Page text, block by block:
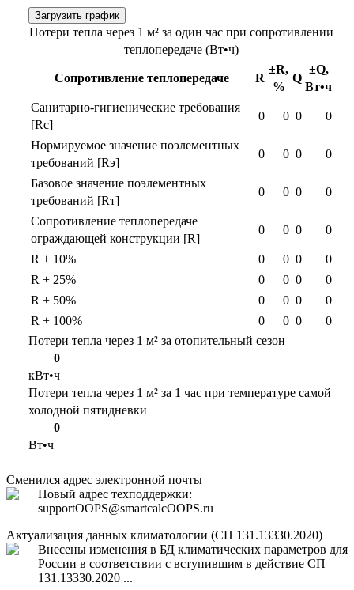
Загрузить график
Потери тепла через 1 м² за один час при сопротивлении
теплопередаче (Вт•ч)
Сопротивление теплопередаче R
±R,
%
Q
±Q,
Вт•ч
Санитарно-гигиенические требования
[Rс]
0 0 0 0
Нормируемое значение поэлементных
требований [Rэ]
0 0 0 0
Базовое значение поэлементных
требований [Rт]
0 0 0 0
Сопротивление теплопередаче
ограждающей конструкции [R]
0 0 0 0
R + 10% 0 0 0
0
R + 25%
0 0 0
0
R + 50%
0 0 0
0
R + 100%
0 0 0
0
Потери тепла через 1 м² за отопительный сезон
0
кВт•ч
Потери тепла через 1 м² за 1 час при температуре самой
холодной пятидневки
0
Вт•ч
Сменился адрес электронной почты
Новый адрес техподдержки:
supportOOPS@smartcalcOOPS.ru
Актуализация данных климатологии (СП 131.13330.2020)
Внесены изменения в БД климатических параметров для
России в соответствии с вступившим в действие СП
131.13330.2020 ...